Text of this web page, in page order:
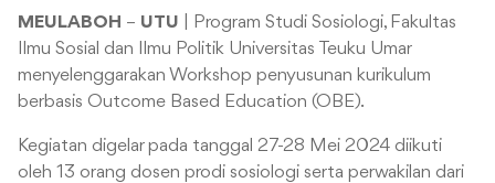
MEULABOH – UTU | Program Studi Sosiologi, Fakultas
Ilmu Sosial dan Ilmu Politik Universitas Teuku Umar
menyelenggarakan Workshop penyusunan kurikulum
berbasis Outcome Based Education (OBE).
Kegiatan digelar pada tanggal 27-28 Mei 2024 diikuti
oleh 13 orang dosen prodi sosiologi serta perwakilan dari